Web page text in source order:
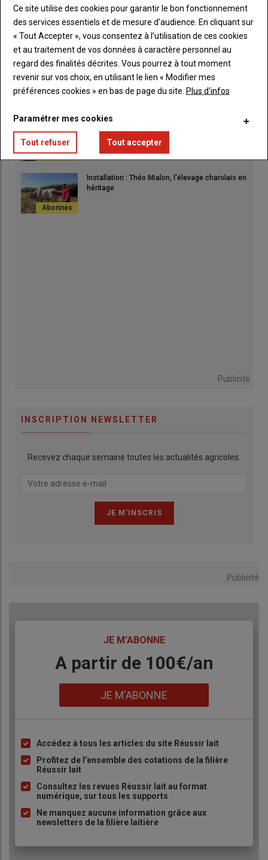
Les éleveurs de viande bovine vont bloquer les
abattoirs du groupe Bigard
Portrait Mickaël Clarissou : l’éleveur limousin
qui sculpte l’avenir de son troupeau
Installation : Théo Mialon, l'élevage charolais en
héritage
Publicité
INSCRIPTION NEWSLETTER
Recevez chaque semaine toutes les actualités agricoles.
Publicité
JE M'ABONNE
BodyA partir de 100€/an
JE M'ABONNE
Liste
à
puce
Accédez à tous les articles du site Réussir lait
Profitez de l’ensemble des cotations de la filière
Réussir lait
Consultez les revues Réussir lait au format
numérique, sur tous les supports
Ne manquez aucune information grâce aux
newsletters de la filière laitière
Ce site utilise des cookies pour garantir le bon fonctionnement
des services essentiels et de mesure d’audience. En cliquant sur
« Tout Accepter », vous consentez à l’utilisation de ces cookies
et au traitement de vos données à caractère personnel au
regard des finalités décrites. Vous pourrez à tout moment
revenir sur vos choix, en utilisant le lien « Modifier mes
préférences cookies » en bas de page du site. Plus d'infos
Paramétrer mes cookies
Tout refuser Tout accepter